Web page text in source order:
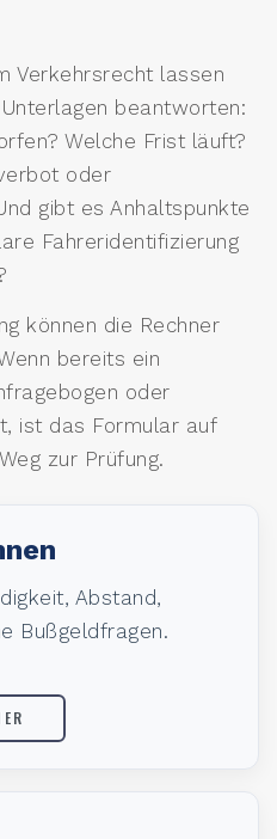
Verkehrsrecht lassen
beantworten:
Welche Frist läuft?
oder
gibt es Anhaltspunkte
Fahreridentifizierung
können die Rechner
bereits ein
oder
ist das Formular auf
zur Prüfung.
Abstand,
Bußgeldfragen.